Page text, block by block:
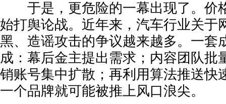
于是，更危险的一幕出现了。价
始打舆论战。近年来，汽车行业关于
黑、造谣攻击的争议越来越多。一套
成：幕后金主提出需求；内容团队批
销账号集中扩散；再利用算法推送快
一个品牌就可能被推上风口浪尖。